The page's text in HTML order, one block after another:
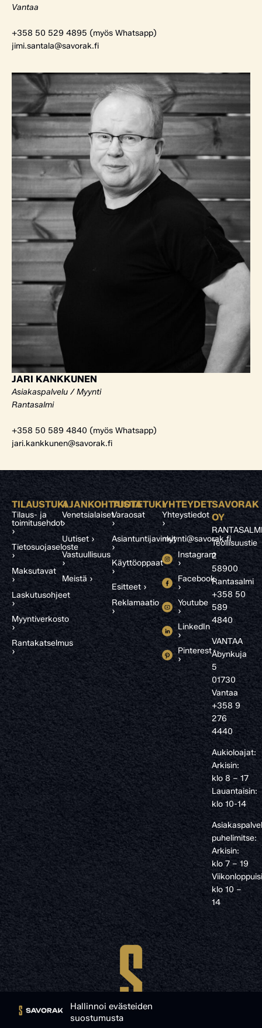
Hallinnoi evästeiden
suostumusta
Vantaa
+358 50 529 4895 (myös Whatsapp)
jimi.santala@savorak.fi
JARI KANKKUNEN
Asiakaspalvelu / Myynti
Rantasalmi
+358 50 589 4840 (myös Whatsapp)
jari.kankkunen@savorak.fi
TILAUSTUKI
Tilaus- ja
toimitusehdot
›
Tietosuojaseloste
›
Maksutavat
›
Laskutusohjeet
›
Myyntiverkosto
›
Rantakatselmus
›
AJANKOHTAISTA
Venetsialaiset
›
Uutiset ›
Vastuullisuus
›
Meistä ›
TUOTETUKI
Varaosat
›
Asiantuntijavinkit
›
Käyttöoppaat
›
Esitteet ›
Reklamaatio
›
YHTEYDET
Yhteystiedot
›
myynti@savorak.fi
Instagram
›
Facebook
›
Youtube
›
LinkedIn
›
Pinterest
›
SAVORAK
OY
Teollisuustie
2
58900
Rantasalmi
+358 50
589
4840
VANTAA
Åbynkuja
5
01730
Vantaa
+358 9
276
4440
Aukioloajat:
Arkisin:
klo 8 – 17
Lauantaisin:
klo 10-14
puhelimitse:
Arkisin:
klo 7 – 19
klo 10 –
14